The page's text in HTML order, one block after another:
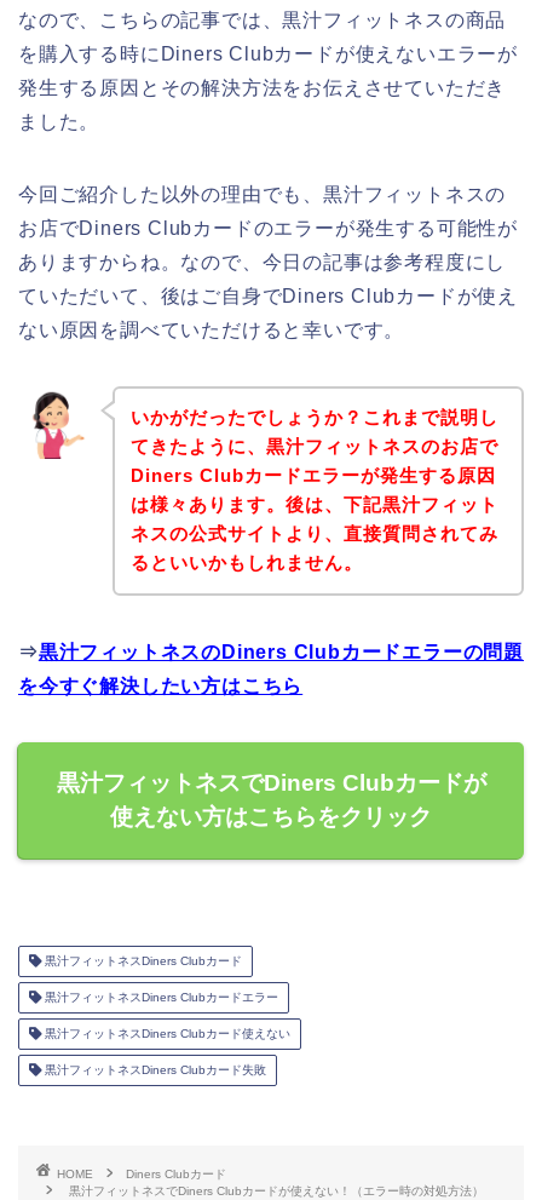
なので、こちらの記事では、黒汁フィットネスの商品
を購入する時にDiners Clubカードが使えないエラーが
発生する原因とその解決方法をお伝えさせていただき
ました。
今回ご紹介した以外の理由でも、黒汁フィットネスの
お店でDiners Clubカードのエラーが発生する可能性が
ありますからね。なので、今日の記事は参考程度にし
ていただいて、後はご自身でDiners Clubカードが使え
ない原因を調べていただけると幸いです。
いかがだったでしょうか？これまで説明し
てきたように、黒汁フィットネスのお店で
Diners Clubカードエラーが発生する原因
は様々あります。後は、下記黒汁フィット
ネスの公式サイトより、直接質問されてみ
るといいかもしれません。
⇒黒汁フィットネスのDiners Clubカードエラーの問題
を今すぐ解決したい方はこちら
黒汁フィットネスでDiners Clubカードが
使えない方はこちらをクリック
黒汁フィットネスDiners Clubカード
黒汁フィットネスDiners Clubカードエラー
黒汁フィットネスDiners Clubカード使えない
黒汁フィットネスDiners Clubカード失敗
HOME
Diners Clubカード
黒汁フィットネスでDiners Clubカードが使えない！（エラー時の対処方法）